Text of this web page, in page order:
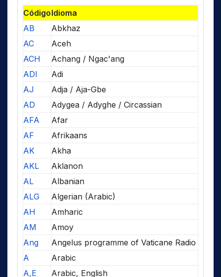
CódigoIdioma
AB
Abkhaz
AC
Aceh
ACH
Achang / Ngac'ang
ADI
Adi
AJ
Adja / Aja-Gbe
AD
Adygea / Adyghe / Circassian
AFA
Afar
AF
Afrikaans
AK
Akha
AKL
Aklanon
AL
Albanian
ALG
Algerian (Arabic)
AH
Amharic
AM
Amoy
Ang
Angelus programme of Vaticane Radio
A
Arabic
A,E
Arabic, English